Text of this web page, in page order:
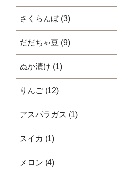
さくらんぼ (3)
だだちゃ豆 (9)
ぬか漬け (1)
りんご (12)
アスパラガス (1)
スイカ (1)
メロン (4)